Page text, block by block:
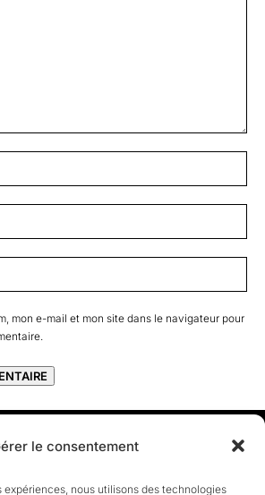
le consentement
expériences, nous utilisons des technologies
mon e-mail et mon site dans le navigateur pour
:Rapporteuses, c’est l’histoire de